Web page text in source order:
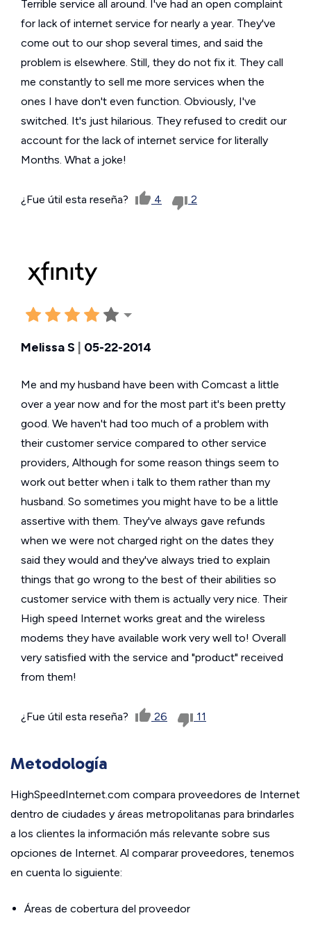
Terrible service all around. I've had an open complaint
for lack of internet service for nearly a year. They've
come out to our shop several times, and said the
problem is elsewhere. Still, they do not fix it. They call
me constantly to sell me more services when the
ones I have don't even function. Obviously, I've
switched. It's just hilarious. They refused to credit our
account for the lack of internet service for literally
Months. What a joke!
¿Fue útil esta reseña? 4 2
Melissa S | 05-22-2014
Me and my husband have been with Comcast a little
over a year now and for the most part it's been pretty
good. We haven't had too much of a problem with
their customer service compared to other service
providers, Although for some reason things seem to
work out better when i talk to them rather than my
husband. So sometimes you might have to be a little
assertive with them. They've always gave refunds
when we were not charged right on the dates they
said they would and they've always tried to explain
things that go wrong to the best of their abilities so
customer service with them is actually very nice. Their
High speed Internet works great and the wireless
modems they have available work very well to! Overall
very satisfied with the service and "product" received
from them!
¿Fue útil esta reseña? 26 11
Metodología
HighSpeedInternet.com compara proveedores de Internet
dentro de ciudades y áreas metropolitanas para brindarles
a los clientes la información más relevante sobre sus
opciones de Internet. Al comparar proveedores, tenemos
en cuenta lo siguiente:
Áreas de cobertura del proveedor